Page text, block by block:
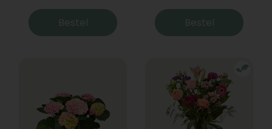
Bestel Bestel